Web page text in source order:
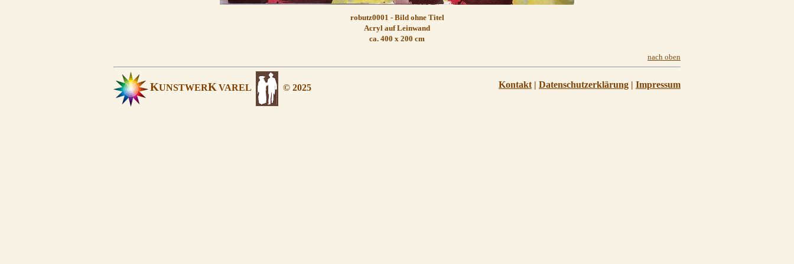
robutz0001 - Bild ohne Titel
Acryl auf Leinwand
ca. 400 x 200 cm
nach oben
KUNSTWERKVAREL © 2025 Kontakt| Datenschutzerklärung Impressum